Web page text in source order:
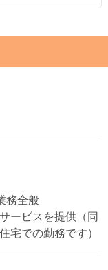
務全般
ービスを提供（同
宅での勤務です）